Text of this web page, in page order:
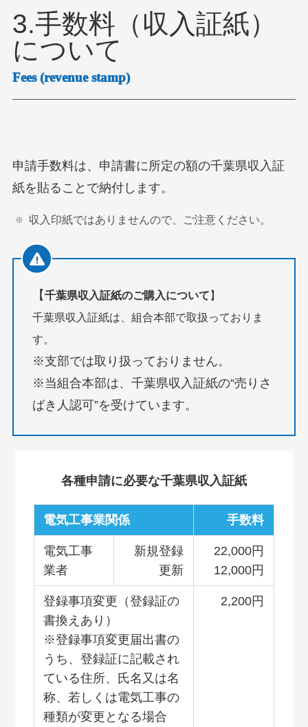
3.手数料（収入証紙）
について
Fees (revenue stamp)
申請手数料は、申請書に所定の額の千葉県収入証
紙を貼ることで納付します。
収入印紙ではありませんので、ご注意ください。
【千葉県収入証紙のご購入について】
千葉県収入証紙は、組合本部で取扱っておりま
す。
※支部では取り扱っておりません。
※当組合本部は、千葉県収入証紙の“売りさ
ばき人認可”を受けています。
各種申請に必要な千葉県収入証紙
電気工事業関係 手数料
電気工事
業者
新規登録
更新
22,000円
12,000円
登録事項変更（登録証の
書換えあり）
※登録事項変更届出書の
うち、登録証に記載され
ている住所、氏名又は名
称、若しくは電気工事の
種類が変更となる場合
2,200円